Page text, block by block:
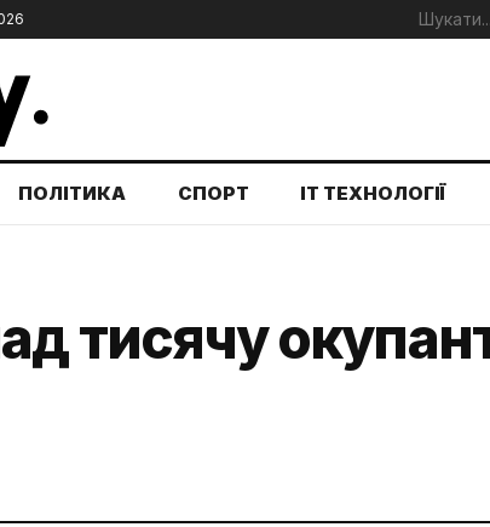
ПОЛІТИКА СПОРТ IT ТЕХНОЛОГІЇ
тисячу